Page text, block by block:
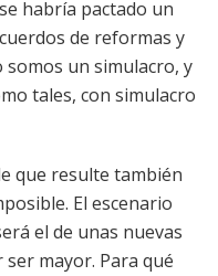
habría pactado un
de reformas y
somos un simulacro, y
tales, con simulacro
que resulte también
El escenario
el de unas nuevas
mayor. Para qué